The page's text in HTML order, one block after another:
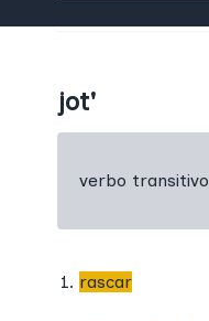
jot'
verbo transitivo
rascar